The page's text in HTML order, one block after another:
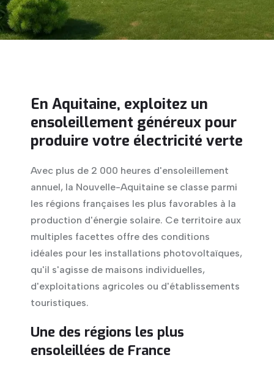
En Aquitaine, exploitez un
ensoleillement généreux pour
produire votre électricité verte
Avec plus de 2 000 heures d'ensoleillement
annuel, la Nouvelle-Aquitaine se classe parmi
les régions françaises les plus favorables à la
production d'énergie solaire. Ce territoire aux
multiples facettes offre des conditions
idéales pour les installations photovoltaïques,
qu'il s'agisse de maisons individuelles,
d'exploitations agricoles ou d'établissements
touristiques.
Une des régions les plus
ensoleillées de France